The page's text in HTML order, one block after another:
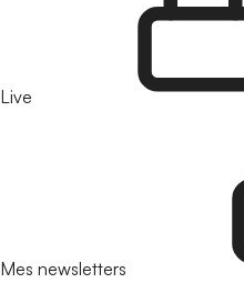
Live
Mes newsletters